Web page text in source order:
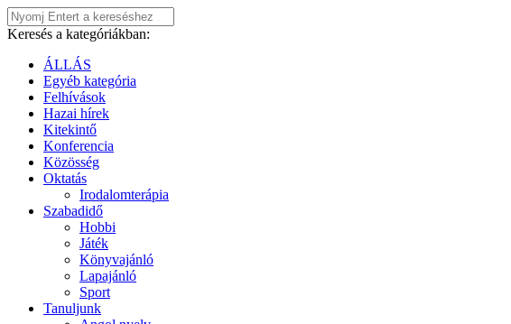
Keresés a kategóriákban:
ÁLLÁS
Egyéb kategória
Felhívások
Hazai hírek
Kitekintő
Konferencia
Közösség
Oktatás
Irodalomterápia
Szabadidő
Hobbi
Játék
Könyvajánló
Lapajánló
Sport
Tanuljunk